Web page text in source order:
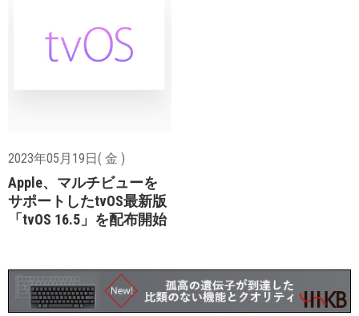
2023年05月19日( 金 )
Apple、マルチビューを
サポートしたtvOS最新版
「tvOS 16.5」を配布開始